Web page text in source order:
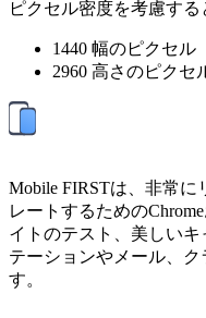
ピクセル密度を考慮する
1440 幅のピクセル
2960 高さのピクセ
Mobile FIRSTは、非常に
レートするための
イトのテスト、美しい
テーションやメール、
す。